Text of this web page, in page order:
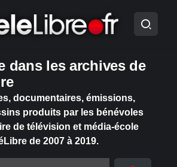
dans les archives de
documentaires, émissions,
produits par les bénévoles
de télévision et média-école
de 2007 à 2019.